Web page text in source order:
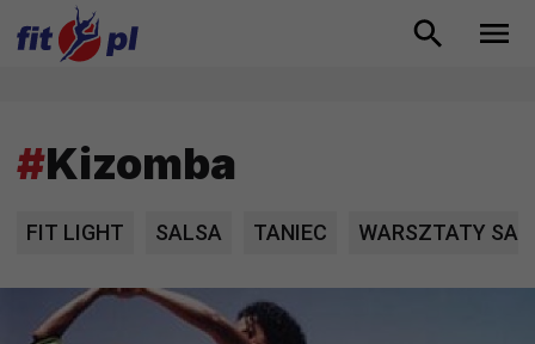
#Kizomba
FIT LIGHT SALSA TANIEC WARSZTATY